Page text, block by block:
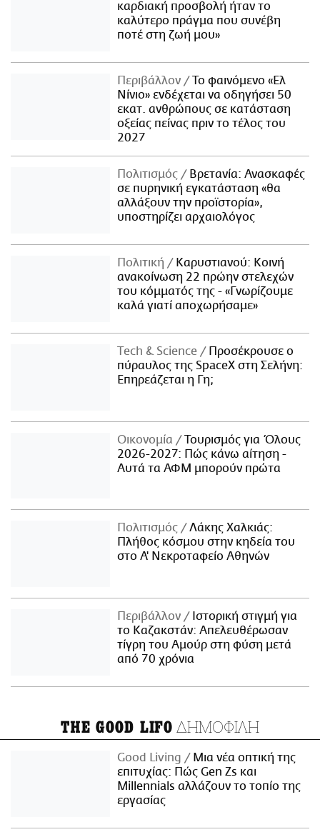
καρδιακή προσβολή ήταν το
καλύτερο πράγμα που συνέβη
ποτέ στη ζωή μου»
Περιβάλλον
Το φαινόμενο «Ελ
Νίνιο» ενδέχεται να οδηγήσει 50
εκατ. ανθρώπους σε κατάσταση
οξείας πείνας πριν το τέλος του
2027
Πολιτισμός
Βρετανία: Ανασκαφές
σε πυρηνική εγκατάσταση «θα
αλλάξουν την προϊστορία»,
υποστηρίζει αρχαιολόγος
Πολιτική
Καρυστιανού: Κοινή
ανακοίνωση 22 πρώην στελεχών
του κόμματός της - «Γνωρίζουμε
καλά γιατί αποχωρήσαμε»
Τech & Science
Προσέκρουσε ο
πύραυλος της SpaceX στη Σελήνη:
Επηρεάζεται η Γη;
Οικονομία
Τουρισμός για Όλους
2026-2027: Πώς κάνω αίτηση -
Αυτά τα ΑΦΜ μπορούν πρώτα
Πολιτισμός
Λάκης Χαλκιάς:
Πλήθος κόσμου στην κηδεία του
στο Α' Νεκροταφείο Αθηνών
Περιβάλλον
Ιστορική στιγμή για
το Καζακστάν: Απελευθέρωσαν
τίγρη του Αμούρ στη φύση μετά
από 70 χρόνια
THE GOOD LIFO ΔΗΜΟΦΙΛΗ
Good Living
Μια νέα οπτική της
επιτυχίας: Πώς Gen Zs και
Millennials αλλάζουν το τοπίο της
εργασίας